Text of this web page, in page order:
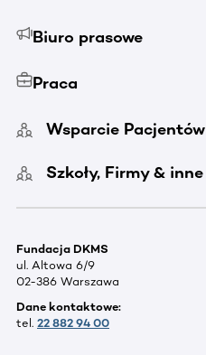
Biuro prasowe
Praca
Wsparcie Pacjentów
Szkoły, Firmy & inne
Fundacja DKMS
ul. Altowa 6/9
02-386 Warszawa
Dane kontaktowe:
tel. 22 882 94 00